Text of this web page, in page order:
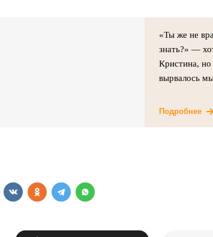
«Ты же не
знать?» —
Кристина, но
вырвалось
Подробнее